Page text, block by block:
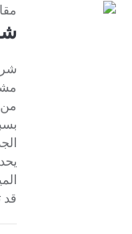
من